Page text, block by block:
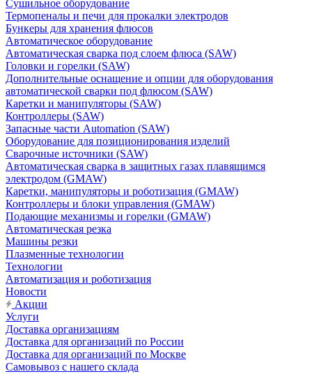
Сушильное оборудование
Термопеналы и печи для прокалки электродов
Бункеры для хранения флюсов
Автоматическое оборудование
Автоматическая сварка под слоем флюса (SAW)
Головки и горелки (SAW)
Дополнительные оснащение и опции для оборудования
автоматической сварки под флюсом (SAW)
Каретки и манипуляторы (SAW)
Контроллеры (SAW)
Запасные части Automation (SAW)
Оборудование для позиционирования изделий
Сварочные источники (SAW)
Автоматическая сварка в защитных газах плавящимся
электродом (GMAW)
Каретки, манипуляторы и роботизация (GMAW)
Контроллеры и блоки управления (GMAW)
Подающие механизмы и горелки (GMAW)
Автоматическая резка
Машины резки
Плазменные технологии
Технологии
Автоматизация и роботизация
Новости
Акции
Услуги
Доставка организациям
Доставка для организаций по России
Доставка для организаций по Москве
Самовывоз с нашего склада